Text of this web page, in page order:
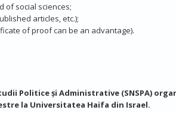
of social sciences;
articles, etc.);
of proof can be an advantage).
Politice și Administrative (SNSPA)
la Universitatea Haifa din Israel.